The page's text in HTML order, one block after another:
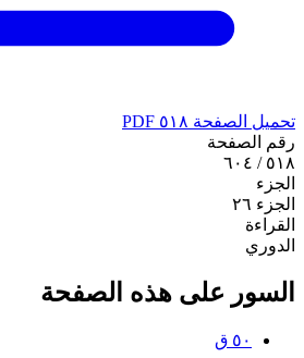
تحميل الصفحة ٥١٨ PDF
رقم الصفحة
٥١٨ / ٦٠٤
الجزء
الجزء ٢٦
القراءة
الدوري
السور على هذه الصفحة
٥٠ ق